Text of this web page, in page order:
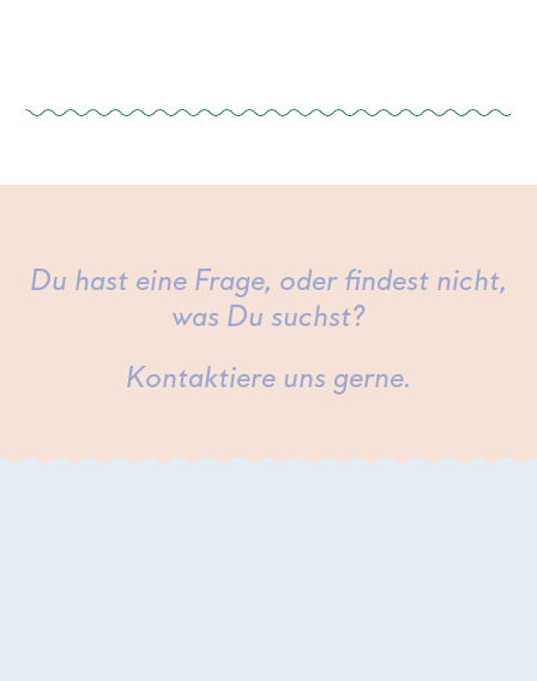
Du hast eine Frage, oder findest nicht,
was Du suchst?
Kontaktiere uns gerne.